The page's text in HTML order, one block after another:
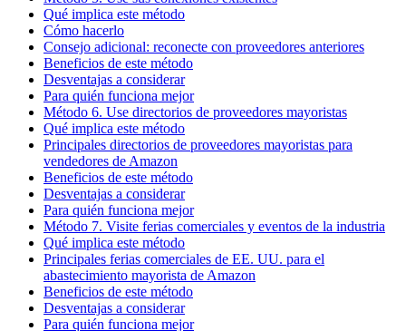
Qué implica este método
Cómo hacerlo
Consejo adicional: reconecte con proveedores anteriores
Beneficios de este método
Desventajas a considerar
Para quién funciona mejor
Método 6. Use directorios de proveedores mayoristas
Qué implica este método
Principales directorios de proveedores mayoristas para
vendedores de Amazon
Beneficios de este método
Desventajas a considerar
Para quién funciona mejor
Método 7. Visite ferias comerciales y eventos de la industria
Qué implica este método
Principales ferias comerciales de EE. UU. para el
abastecimiento mayorista de Amazon
Beneficios de este método
Desventajas a considerar
Para quién funciona mejor